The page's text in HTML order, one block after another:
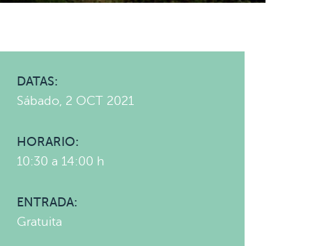
DATAS:
Sábado, 2 OCT 2021
HORARIO:
10:30 a 14:00 h
ENTRADA:
Gratuita